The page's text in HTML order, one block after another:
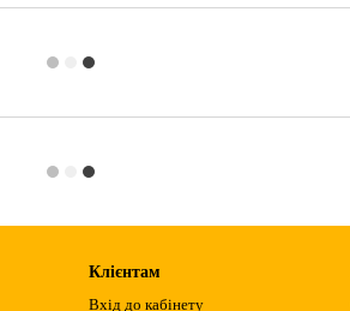
Клієнтам
Вхід до кабінету